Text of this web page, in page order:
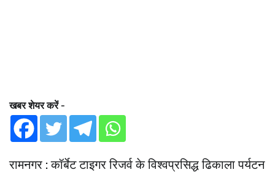
खबर शेयर करें -
रामनगर : कॉर्बेट टाइगर रिजर्व के विश्वप्रसिद्ध ढिकाला पर्यटन